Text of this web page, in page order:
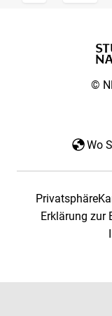
©
Wo
Privatsphäre
Erklärung zur